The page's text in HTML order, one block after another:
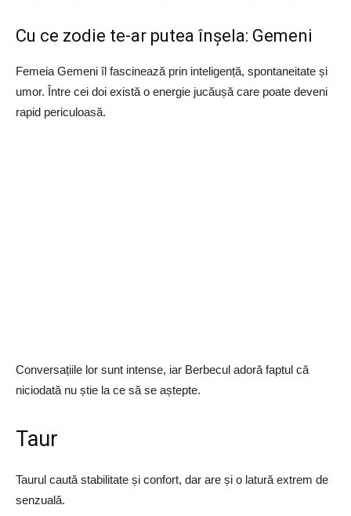
Cu ce zodie te-ar putea înșela: Gemeni
Femeia Gemeni îl fascinează prin inteligență, spontaneitate și
umor. Între cei doi există o energie jucăușă care poate deveni
rapid periculoasă.
Conversațiile lor sunt intense, iar Berbecul adoră faptul că
niciodată nu știe la ce să se aștepte.
Taur
Taurul caută stabilitate și confort, dar are și o latură extrem de
senzuală.